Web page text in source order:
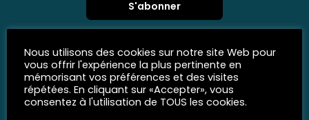
Nous utilisons des cookies sur notre site Web pour
vous offrir l'expérience la plus pertinente en
mémorisant vos préférences et des visites
répétées. En cliquant sur «Accepter», vous
consentez à l'utilisation de TOUS les cookies.